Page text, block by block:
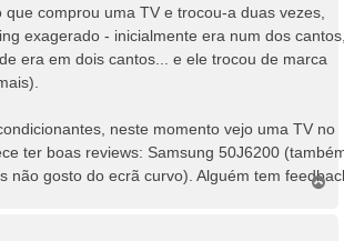
comprou uma TV e trocou-a duas vezes,
exagerado - inicialmente era num dos
era em dois cantos... e ele trocou de marca
neste momento vejo uma TV no
ter boas reviews: Samsung 50J6200
não gosto do ecrã curvo). Alguém tem
T